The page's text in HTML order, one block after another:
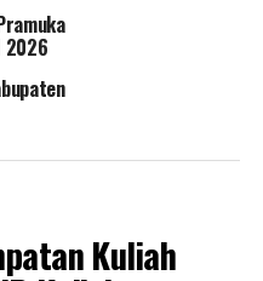
2026
Kuliah